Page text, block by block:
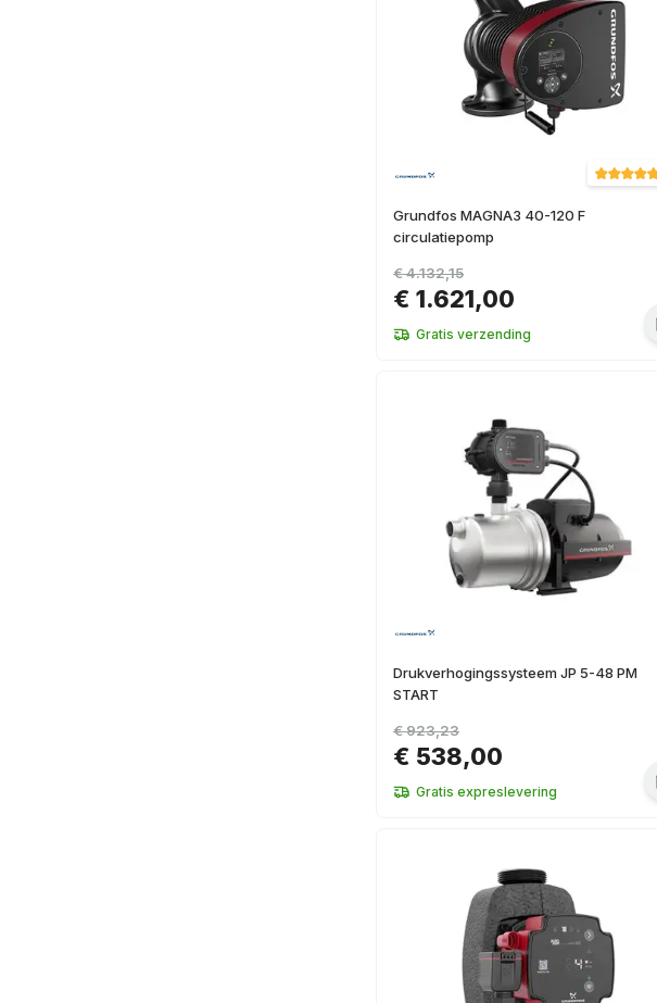
Grundfos MAGNA3 40-120 F
circulatiepomp
€ 1.621,00
€ 4.132,15
Gratis verzending
Drukverhogingssysteem JP 5-48 PM
START
€ 538,00
€ 923,23
Gratis expreslevering